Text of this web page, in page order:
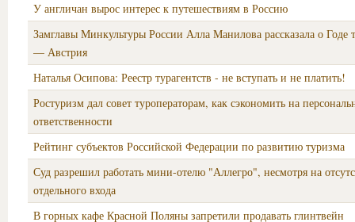
У англичан вырос интерес к путешествиям в Россию
Замглавы Минкультуры России Алла Манилова рассказала о Годе
— Австрия
Наталья Осипова: Реестр турагентств - не вступать и не платить!
Ростуризм дал совет туроператорам, как сэкономить на
ответственности
Рейтинг субъектов Российской Федерации по развитию туризма
Суд разрешил работать мини-отелю "Аллегро", несмотря на
отдельного входа
В горных кафе Красной Поляны запретили продавать глинтвейн